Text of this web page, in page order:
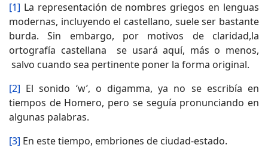
[1] La representación de nombres griegos en lenguas
modernas, incluyendo el castellano, suele ser bastante
burda. Sin embargo, por motivos de claridad,la
ortografía castellana se usará aquí, más o menos,
salvo cuando sea pertinente poner la forma original.
[2] El sonido ‘w’, o digamma, ya no se escribía en
tiempos de Homero, pero se seguía pronunciando en
algunas palabras.
[3] En este tiempo, embriones de ciudad-estado.